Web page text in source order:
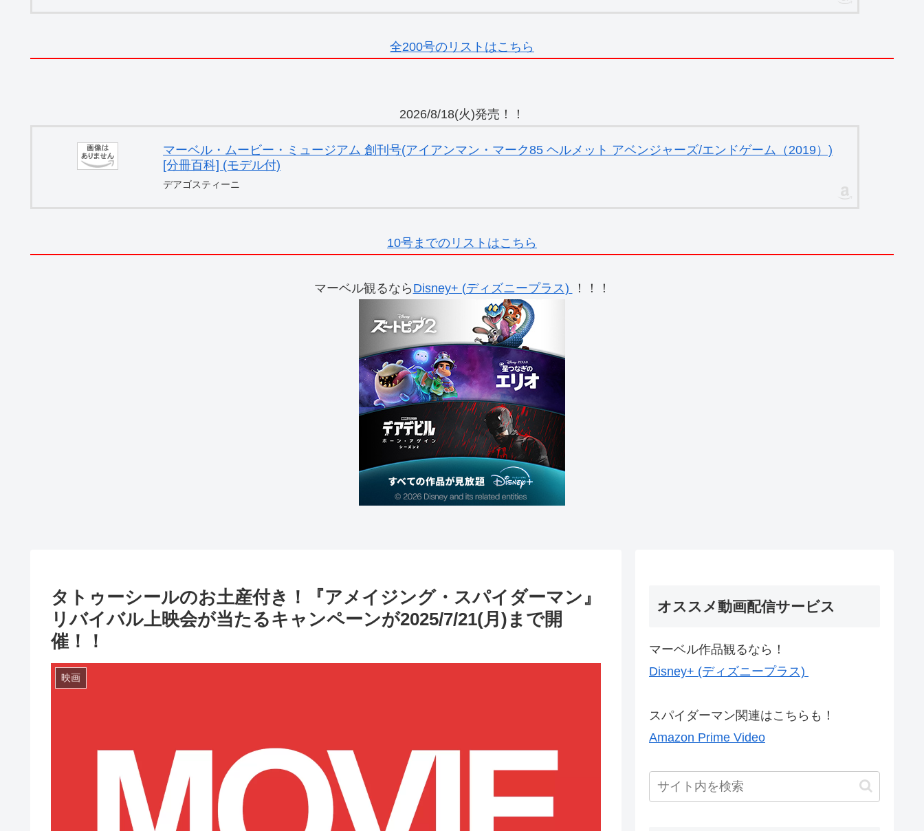
全200号のリストはこちら
2026/8/18(火)発売！！
マーベル・ムービー・ミュージアム 創刊号(アイアンマン・マーク85 ヘルメット アベンジャーズ/エンドゲーム（2019）)
[分冊百科] (モデル付)
デアゴスティーニ
10号までのリストはこちら
マーベル観るなら Disney+ (ディズニープラス) ！！！
タトゥーシールのお土産付き！『アメイジング・スパイダーマン』
リバイバル上映会が当たるキャンペーンが2025/7/21(月)まで開
催！！
映画
オススメ動画配信サービス
マーベル作品観るなら！
Disney+ (ディズニープラス)
スパイダーマン関連はこちらも！
Amazon Prime Video